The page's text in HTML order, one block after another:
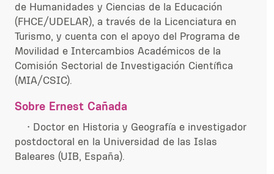
de Humanidades y Ciencias de la Educación
(FHCE/UDELAR), a través de la Licenciatura en
Turismo, y cuenta con el apoyo del Programa de
Movilidad e Intercambios Académicos de la
Comisión Sectorial de Investigación Científica
(MIA/CSIC).
Sobre Ernest Cañada
• Doctor en Historia y Geografía e investigador
postdoctoral en la Universidad de las Islas
Baleares (UIB, España).